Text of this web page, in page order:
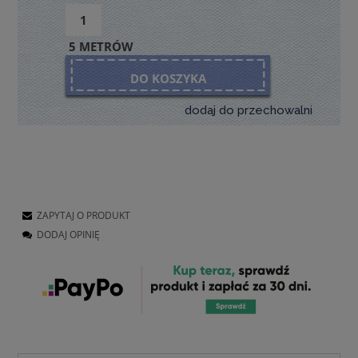
5 METRÓW
DO KOSZYKA
dodaj do przechowalni
ZAPYTAJ O PRODUKT
DODAJ OPINIĘ